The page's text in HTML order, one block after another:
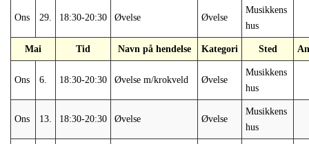
Ons 29. 18:30-20:30 Øvelse Øvelse
Musikkens
hus
Mai Tid Navn på hendelse Kategori Sted
Ons 6. 18:30-20:30 Øvelse m/krokveld Øvelse
Musikkens
hus
Ons 13. 18:30-20:30 Øvelse Øvelse
Musikkens
hus